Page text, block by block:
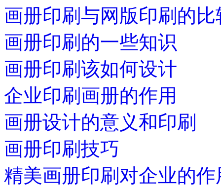
画册印刷与网版印刷的比
画册印刷的一些知识
画册印刷该如何设计
企业印刷画册的作用
画册设计的意义和印刷
画册印刷技巧
精美画册印刷对企业的作